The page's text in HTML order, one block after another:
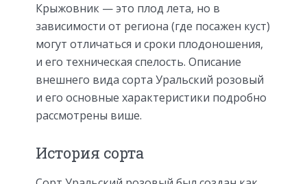
Крыжовник — это плод лета, но в
зависимости от региона (где посажен куст)
могут отличаться и сроки плодоношения,
и его техническая спелость. Описание
внешнего вида сорта Уральский розовый
и его основные характеристики подробно
рассмотрены више.
История сорта